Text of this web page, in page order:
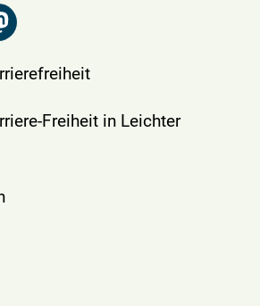
Freiheit in Leichter